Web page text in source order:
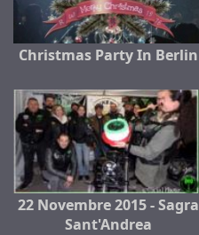
Christmas Party In Berlin
22 Novembre 2015 - Sagra
Sant'Andrea